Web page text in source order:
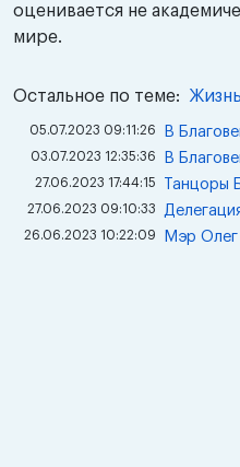
оценивается не
мире.
Остальное по теме:
05.07.2023 09:11:26 В
03.07.2023 12:35:36 В
27.06.2023 17:44:15 Танцоры
27.06.2023 09:10:33
26.06.2023 10:22:09 Мэр Олег